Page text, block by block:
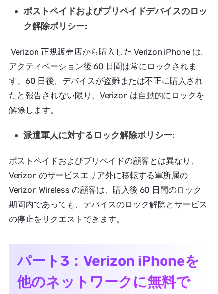
ポストペイドおよびプリペイドデバイスのロッ
ク解除ポリシー:
Verizon 正規販売店から購入した Verizon iPhone は、
アクティベーション後 60 日間は常にロックされま
す。60 日後、デバイスが盗難または不正に購入され
たと報告されない限り、Verizon は自動的にロックを
解除します。
派遣軍人に対するロック解除ポリシー:
ポストペイドおよびプリペイドの顧客とは異なり、
Verizon のサービスエリア外に移転する軍所属の
Verizon Wireless の顧客は、購入後 60 日間のロック
期間内であっても、デバイスのロック解除とサービス
の停止をリクエストできます。
パート3：Verizon iPhoneを
他のネットワークに無料で